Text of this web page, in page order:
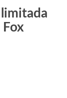
Fox